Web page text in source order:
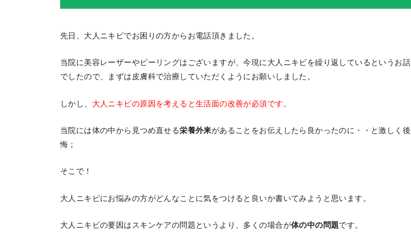
先日、大人ニキビでお困りの方からお電話頂きました。
当院に美容レーザーやピーリングはございますが、今現に大人ニキビを繰り返しているというお話
でしたので、まずは皮膚科で治療していただくようにお願いしました。
しかし、 大人ニキビの原因を考えると生活面の改善が必須です。
当院には体の中から見つめ直せる栄養外来があることをお伝えしたら良かったのに・・と激しく後
悔；
そこで！
大人ニキビにお悩みの方がどんなことに気をつけると良いか書いてみようと思います。
大人ニキビの要因はスキンケアの問題というより、多くの場合が体の中の問題です。